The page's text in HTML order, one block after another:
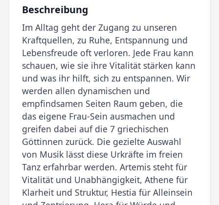
Beschreibung
Im Alltag geht der Zugang zu unseren
Kraftquellen, zu Ruhe, Entspannung und
Lebensfreude oft verloren. Jede Frau kann
schauen, wie sie ihre Vitalität stärken kann
und was ihr hilft, sich zu entspannen. Wir
werden allen dynamischen und
empfindsamen Seiten Raum geben, die
das eigene Frau-Sein ausmachen und
greifen dabei auf die 7 griechischen
Göttinnen zurück. Die gezielte Auswahl
von Musik lässt diese Urkräfte im freien
Tanz erfahrbar werden. Artemis steht für
Vitalität und Unabhängigkeit, Athene für
Klarheit und Struktur, Hestia für Alleinsein